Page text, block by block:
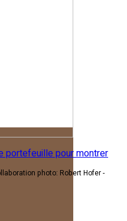
portefeuille pour montrer
photo: Robert Hofer -